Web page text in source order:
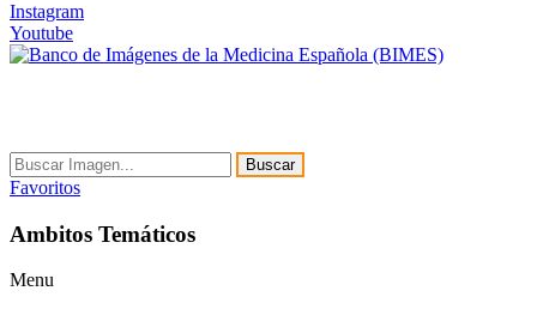
Instagram
Youtube
Buscar
Favoritos
Ambitos Temáticos
Menu